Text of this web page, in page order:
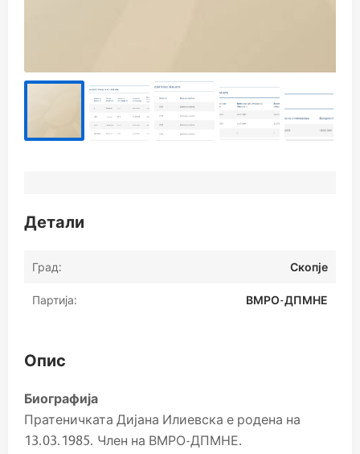
Детали
Град: Скопје
Партија: ВМРО-ДПМНЕ
Опис
Биографија
Пратеничката Дијана Илиевска е родена на
13.03.1985. Член на ВМРО-ДПМНЕ.